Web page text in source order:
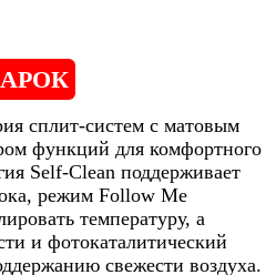
сплит-систем с матовым
функций для комфортного
Self-Clean поддерживает
режим Follow Me
температуру, а
и фотокаталитический
свежести воздуха.